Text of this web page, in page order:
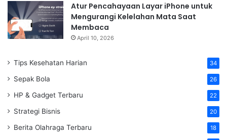
Atur Pencahayaan Layar iPhone untuk
Mengurangi Kelelahan Mata Saat
Membaca
April 10, 2026
Tips Kesehatan Harian 34
Sepak Bola 26
HP & Gadget Terbaru 22
Strategi Bisnis 20
Berita Olahraga Terbaru 18